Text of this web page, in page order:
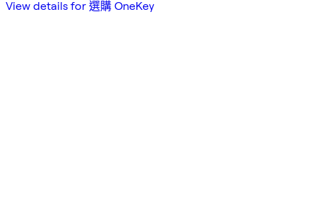
View details for 選購 OneKey